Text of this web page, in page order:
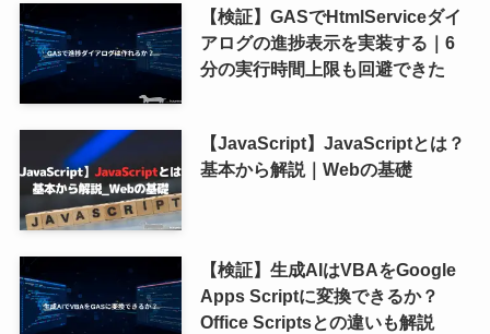
【検証】GASでHtmlServiceダイ
アログの進捗表示を実装する｜6
分の実行時間上限も回避できた
【JavaScript】JavaScriptとは？
基本から解説｜Webの基礎
【検証】生成AIはVBAをGoogle
Apps Scriptに変換できるか？
Office Scriptsとの違いも解説